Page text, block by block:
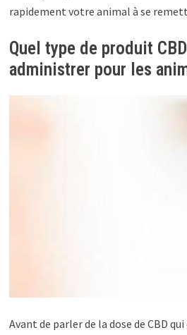
rapidement votre animal à se
Quel type de produit
administrer pour les
Avant de parler de la dose de CBD